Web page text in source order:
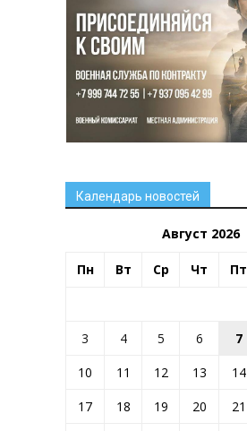
Календарь новостей
Август 2026
Пн Вт Ср Чт Пт
3
4 5 6 7
10
11 12 13 14
17
18 19 20 21